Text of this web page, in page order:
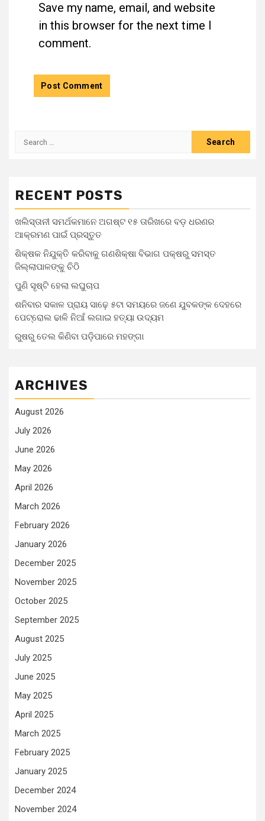
Save my name, email, and website
in this browser for the next time I
comment.
RECENT POSTS
ଖଲିସ୍ତାନୀ ସମର୍ଥକମାନେ ଅଗଷ୍ଟ ୧୫ ତାରିଖରେ ବଡ଼ ଧରଣର
ଆକ୍ରମଣ ପାଇଁ ପ୍ରସ୍ତୁତ
ଶିକ୍ଷକ ନିଯୁକ୍ତି କରିବାକୁ ଗଣଶିକ୍ଷା ବିଭାଗ ପକ୍ଷରୁ ସମସ୍ତ
ଜିଲ୍ଲାପାଳଙ୍କୁ ଚିଠି
ପୁଣି ସୃଷ୍ଟି ହେଲା ଲଘୁଚାପ
ଶନିବାର ସକାଳ ପ୍ରାୟ ସାଢ଼େ ୫ଟା ସମୟରେ ଜଣେ ଯୁବକଙ୍କ ଦେହରେ
ପେଟ୍ରୋଲ ଢାଳି ନିଆଁ ଲଗାଇ ହତ୍ୟା ଉଦ୍ୟମ
ରୁଷରୁ ତେଲ କିଣିବା ପଡ଼ିପାରେ ମହଙ୍ଗା
ARCHIVES
August 2026
July 2026
June 2026
May 2026
April 2026
March 2026
February 2026
January 2026
December 2025
November 2025
October 2025
September 2025
August 2025
July 2025
June 2025
May 2025
April 2025
March 2025
February 2025
January 2025
December 2024
November 2024